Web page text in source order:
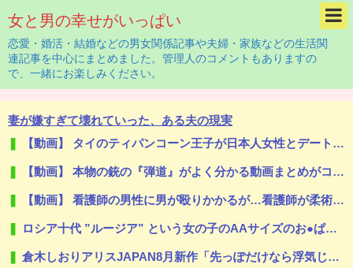
女と男の幸せがいっぱい
恋愛・婚活・結婚などの男女関係記事や夫婦・家族などの生活関
連記事を中心にまとめました。管理人のコメントもありますの
で、一緒にお楽しみください。
妻が嫌すぎて壊れていった、ある夫の現実
【動画】 タイのティパンコーン王子が日本人女性とデートか？
【動画】 本物の銃の『弾道』がよく分かる動画まとめがコチラｗｗｗ！！
【動画】 看護師の男性に男が殴りかかるが…看護師が柔術使いだった
ロシア十代 ”ルージア” という女の子のAAサイズのお●ぱいグラビア。
倉木しおりアリスJAPAN8月新作「先っぽだけなら浮気じゃないよ？イケないギリギリの焦らし責めに屈し膣奥深ハメ浮気」理性崩壊NTR作品！！